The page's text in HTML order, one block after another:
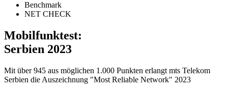
Benchmark
NET CHECK
Mobilfunktest:
Serbien 2023
Mit über 945 aus möglichen 1.000 Punkten erlangt mts Telekom
Serbien die Auszeichnung "Most Reliable Network" 2023